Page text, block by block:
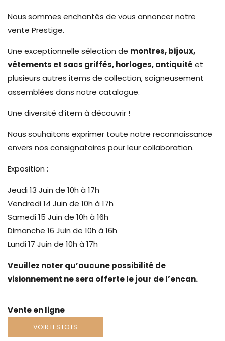
Nous sommes enchantés de vous annoncer notre
vente Prestige.
Une exceptionnelle sélection de montres, bijoux,
vêtements et sacs griffés, horloges, antiquité et
plusieurs autres items de collection, soigneusement
assemblées dans notre catalogue.
Une diversité d’item à découvrir !
Nous souhaitons exprimer toute notre reconnaissance
envers nos consignataires pour leur collaboration.
Exposition :
Jeudi 13 Juin de 10h à 17h
Vendredi 14 Juin de 10h à 17h
Samedi 15 Juin de 10h à 16h
Dimanche 16 Juin de 10h à 16h
Lundi 17 Juin de 10h à 17h
Veuillez noter qu’aucune possibilité de
visionnement ne sera offerte le jour de l’encan.
Vente en ligne
VOIR LES LOTS